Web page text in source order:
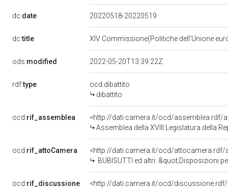
dc:date 20220518-20220519
dc:title XIV Commissione(Politiche dell'Unione
ods:modified 2022-05-20T13:39:22Z
rdf:type
ocd:dibattito
dibattito
ocd:rif_assemblea
<http://dati.camera.it/ocd/assemblea.rdf/
Assemblea della XVIII Legislatura della
ocd:rif_attoCamera
<http://dati.camera.it/ocd/attocamera.rdf/
BUBISUTTI ed altri: &quot;Disposizioni per la promozione del lavoro e
ocd:rif_discussione
<http://dati.camera.it/ocd/discussione.rdf/